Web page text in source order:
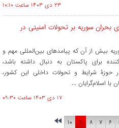
۲۳ دی ۱۴۰۳ ساعت ۱۰:۱۰
بحران سوریه بر تحولات امنیتی در
بیش از آن که پیامدهای بین‌المللی مهم و
برای پاکستان به دنبال داشته باشد،
حوزۀ شرایط و تحولات داخلی این کشور،
با اسلام‌گرایان ...
۱۷ دی ۱۴۰۳ ساعت ۰۹:۳۰
۶ ۷ ۸ ۹ ۱۰